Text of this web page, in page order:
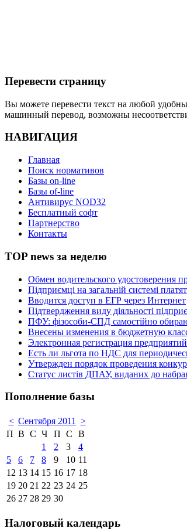
Перевести страницу
Вы можете перевести текст на любой
машинный перевод, возможны
НАВИГАЦИЯ
Главная
Поиск нормативов
Базы on-line
Базы of-line
Антивирус NOD32
Бесплатный софт
Партнерство
Контакты
TOP news за неделю
Обмен водительского удостоверения
Підприємці на загальній системі
Вводится доступ в ЕГР через Интернет
Підтвердження виду діяльності
ПФУ: фізособи-СПД самостійно
Внесены изменения в бюджетную
Электронная регистрация
Есть ли льгота по НДС для
Утвержден порядок проведения
Статус листів ДПАУ, виданих до
Пополнение базы
< Сентября 2011
>
П В С Ч П С
В
1
2 3
4
5
6 7 8 9 10 11
12 13 14 15 16 17 18
19 20 21 22 23 24 25
26 27 28 29 30
Налоговый календарь